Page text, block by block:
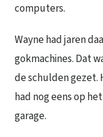
computers.
Wayne had jaren
gokmachines. Dat
de schulden gezet.
had nog eens op
garage.